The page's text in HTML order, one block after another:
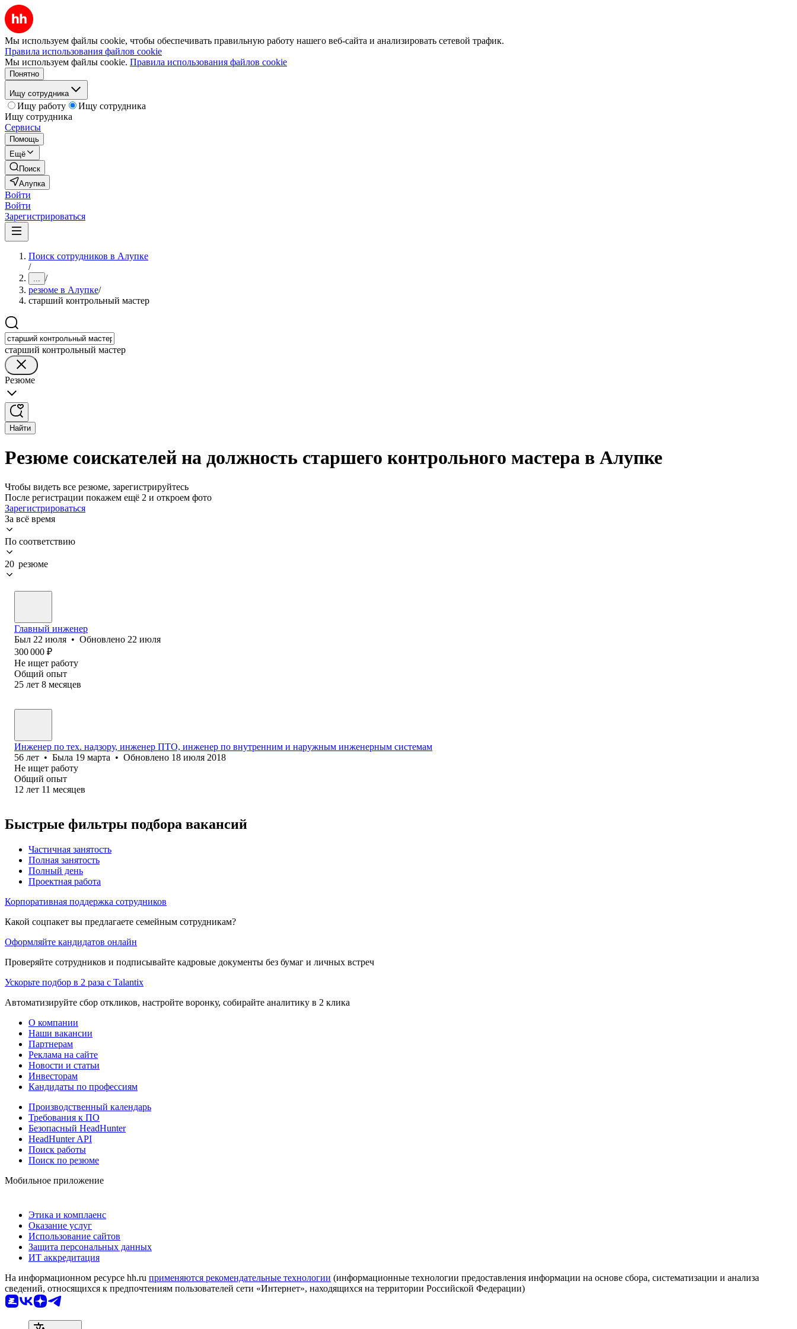
Мы используем файлы cookie, чтобы обеспечивать правильную работу нашего веб-сайта и анализировать сетевой трафик.
Правила использования файлов cookie
Мы используем файлы cookie. Правила использования файлов cookie
Понятно
Ищу сотрудника
Ищу работу
Ищу сотрудника
Ищу сотрудника
Сервисы
Помощь
Ещё
Поиск
Алупка
Войти
Войти
Зарегистрироваться
Поиск сотрудников в Алупке
/
... /
резюме в Алупке/
старший контрольный мастер
старший контрольный мастер
Резюме
Найти
Резюме соискателей на должность старшего контрольного мастера в Алупке
Чтобы видеть все резюме, зарегистрируйтесь
После регистрации покажем ещё 2 и откроем фото
Зарегистрироваться
За всё время
По соответствию
20 резюме
Главный инженер
Был 22 июля • Обновлено 22 июля
300 000 ₽
Не ищет работу
Общий опыт
25 лет 8 месяцев
Инженер по тех. надзору, инженер ПТО, инженер по внутренним и наружным инженерным системам
56 лет • Была 19 марта • Обновлено 18 июля 2018
Не ищет работу
Общий опыт
12 лет 11 месяцев
Быстрые фильтры подбора вакансий
Частичная занятость
Полная занятость
Полный день
Проектная работа
Корпоративная поддержка сотрудников
Какой соцпакет вы предлагаете семейным сотрудникам?
Оформляйте кандидатов онлайн
Проверяйте сотрудников и подписывайте кадровые документы без бумаг и личных встреч
Ускорьте подбор в 2 раза с Talantix
Автоматизируйте сбор откликов, настройте воронку, собирайте аналитику в 2 клика
О компании
Наши вакансии
Партнерам
Реклама на сайте
Новости и статьи
Инвесторам
Кандидаты по профессиям
Производственный календарь
Требования к ПО
Безопасный HeadHunter
HeadHunter API
Поиск работы
Поиск по резюме
Мобильное приложение
Этика и комплаенс
Оказание услуг
Использование сайтов
Защита персональных данных
ИТ аккредитация
На информационном ресурсе hh.ru применяются рекомендательные технологии (информационные технологии предоставления информации на основе сбора, систематизации и анализа
сведений, относящихся к предпочтениям пользователей сети «Интернет», находящихся на территории Российской Федерации)